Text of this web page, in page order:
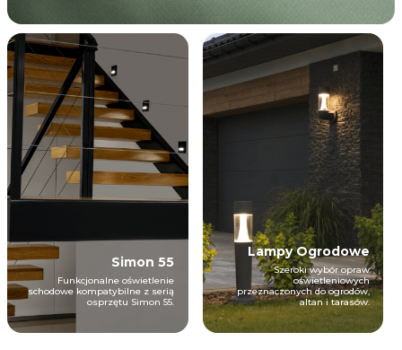
Simon 55
Funkcjonalne oświetlenie
schodowe kompatybilne z serią
osprzętu Simon 55.
Lampy Ogrodowe
Szeroki wybór opraw
oświetleniowych
przeznaczonych do ogrodów,
altan i tarasów.